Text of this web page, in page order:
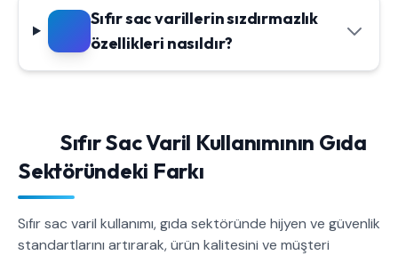
Sıfır sac varillerin sızdırmazlık
özellikleri nasıldır?
Sıfır Sac Varil Kullanımının Gıda
Sektöründeki Farkı
Sıfır sac varil kullanımı, gıda sektöründe hijyen ve güvenlik
standartlarını artırarak, ürün kalitesini ve müşteri